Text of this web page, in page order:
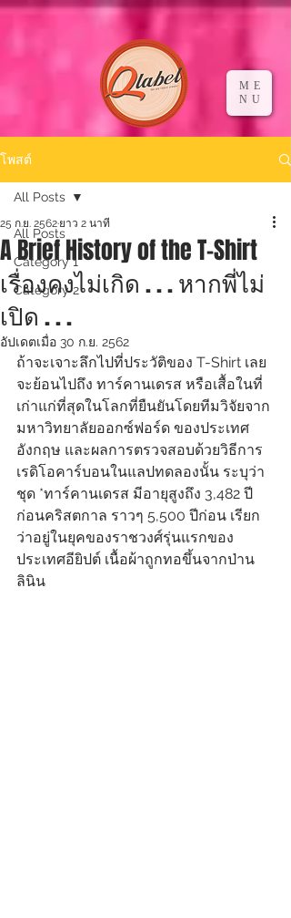
ME
NU
โพสต์
All Posts
Category 1
Category 2
All Posts
A Brief History of the T-Shirt
เรื่องคงไม่เกิด . . . หากพี่ไม่
เปิด . . .
25 ก.ย. 2562 ยาว 2 นาที
อัปเดตเมื่อ 30 ก.ย. 2562
ถ้าจะเจาะลึกไปที่ประวัติของ T-Shirt เลย
จะย้อนไปถึง ทาร์คานเดรส หรือเสื้อในที่
เก่าแก่ที่สุดในโลกที่ยืนยันโดยทีมวิจัยจาก
มหาวิทยาลัยออกซ์ฟอร์ด ของประเทศ
อังกฤษ และผลการตรวจสอบด้วยวิธีการ
เรดิโอคาร์บอนในแลปทดลองนั้น ระบุว่า
ชุด *ทาร์คานเดรส มีอายุสูงถึง 3,482 ปี
ก่อนคริสตกาล ราวๆ 5,500 ปีก่อน เรียก
ว่าอยู่ในยุคของราชวงศ์รุ่นแรกของ
ประเทศอียิปต์ เนื้อผ้าถูกทอขึ้นจากป่าน
ลินิน